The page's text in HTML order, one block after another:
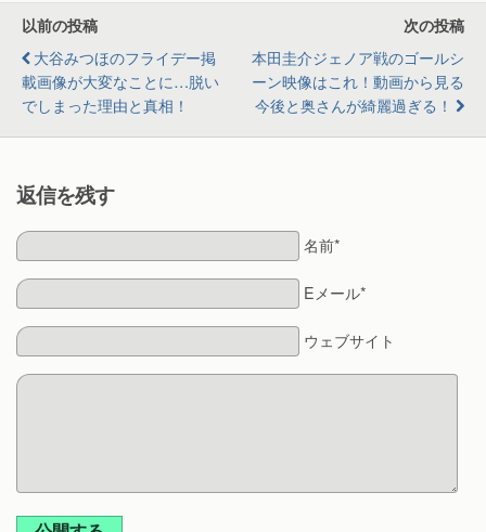
以前の投稿
大谷みつほのフライデー掲
載画像が大変なことに…脱い
でしまった理由と真相！
次の投稿
本田圭介ジェノア戦のゴールシ
ーン映像はこれ！動画から見る
今後と奥さんが綺麗過ぎる！
返信を残す
名前*
Eメール*
ウェブサイト